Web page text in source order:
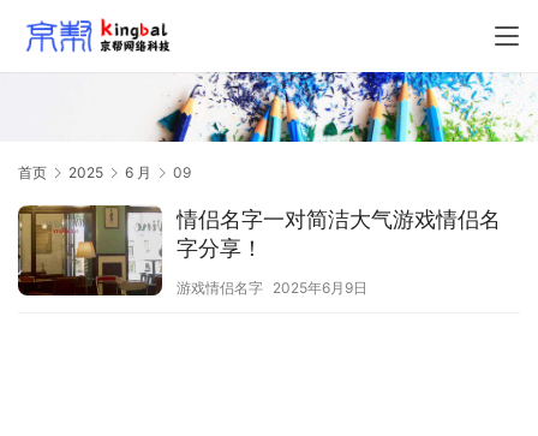
首页 2025 6 月 09
情侣名字一对简洁大气游戏情侣名
字分享！
游戏情侣名字 2025年6月9日